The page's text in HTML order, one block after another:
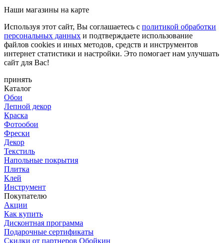
Наши магазины на карте
Используя этот сайт, Вы соглашаетесь с политикой обработки
персональных данных и подтверждаете использование
файлов cookies и иных методов, средств и инструментов
интернет статистики и настройки. Это помогает нам улучшать
сайт для Вас!
принять
Каталог
Обои
Лепной декор
Краска
Фотообои
Фрески
Декор
Текстиль
Напольные покрытия
Плитка
Клей
Инструмент
Покупателю
Акции
Как купить
Дисконтная программа
Подарочные сертификаты
Скидки от партнеров Обойкин